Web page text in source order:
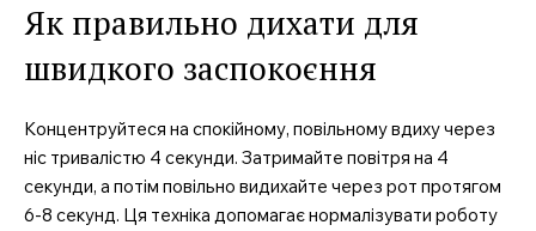
Як правильно дихати для
швидкого заспокоєння
Концентруйтеся на спокійному, повільному вдиху через
ніс тривалістю 4 секунди. Затримайте повітря на 4
секунди, а потім повільно видихайте через рот протягом
6-8 секунд. Ця техніка допомагає нормалізувати роботу